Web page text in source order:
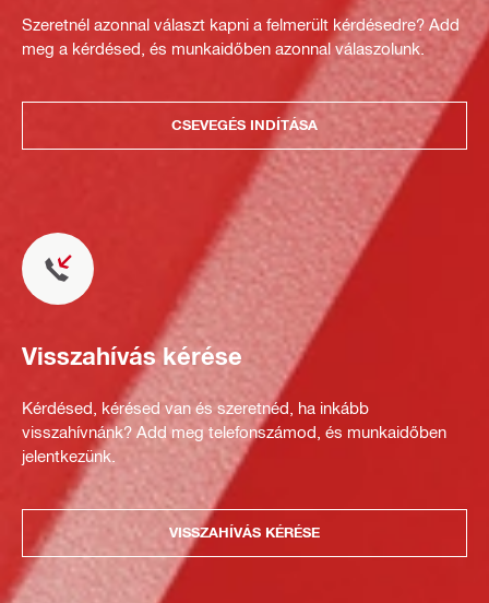
Szeretnél azonnal választ kapni a felmerült kérdésedre? Add
meg a kérdésed, és munkaidőben azonnal válaszolunk.
CSEVEGÉS INDÍTÁSA
Visszahívás kérése
Kérdésed, kérésed van és szeretnéd, ha inkább
visszahívnánk? Add meg telefonszámod, és munkaidőben
jelentkezünk.
VISSZAHÍVÁS KÉRÉSE